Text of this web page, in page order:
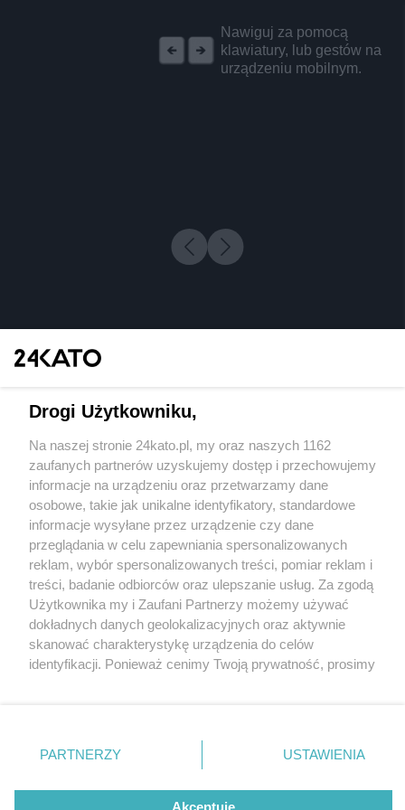
Nawiguj za pomocą
klawiatury, lub gestów na
urządzeniu mobilnym.
2 / 0
Wydawca mediów lokalnych
Nie zapomnij
zapoznać się z:
polityką prywatności regulamin korzystania z portali
Twojemiasto
Piekary Śląskie
Chorzów
Tarnowskie Góry
Gliwice
Skontakuj sięz nami
Kontakt
Wydawca
Redakcja
Drogi Użytkowniku,
Na naszej stronie 24kato.pl, my oraz naszych 1162
zaufanych partnerów uzyskujemy dostęp i przechowujemy
informacje na urządzeniu oraz przetwarzamy dane
osobowe, takie jak unikalne identyfikatory, standardowe
informacje wysyłane przez urządzenie czy dane
przeglądania w celu zapewniania spersonalizowanych
reklam, wybór spersonalizowanych treści, pomiar reklam i
treści, badanie odbiorców oraz ulepszanie usług. Za zgodą
Użytkownika my i Zaufani Partnerzy możemy używać
dokładnych danych geolokalizacyjnych oraz aktywnie
skanować charakterystykę urządzenia do celów
identyfikacji. Ponieważ cenimy Twoją prywatność, prosimy
prywatności znajdujący się w lewym dolnym rogu strony
. Niektóre rodzaje przetwarzania danych nie wymagają
zgody użytkownika, ale masz prawo sprzeciwić się
takiemu przetwarzaniu. Preferencje będą miały
PARTNERZY USTAWIENIA
Akceptuję